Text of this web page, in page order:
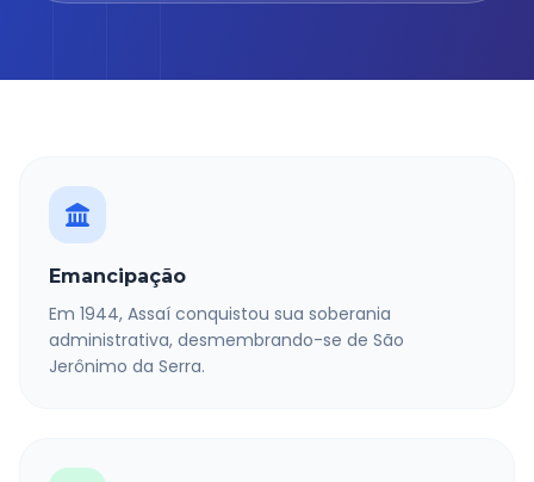
Emancipação
Em 1944, Assaí conquistou sua soberania
administrativa, desmembrando-se de São
Jerônimo da Serra.